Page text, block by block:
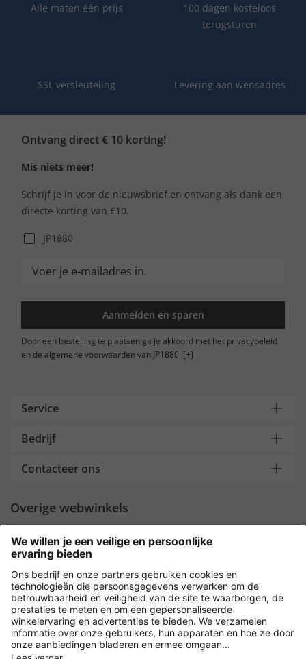
Alle maten één prijs
100 dagen kosteloos
terugsturen
SSL versleuteling Levering aan wensadres
Ontvang direct € 10 korting!
Mis niets meer!
Schrijf je in voor de nieuwsbrief en ontvang als dank een
directe korting van €10.
JP1880
Aanmelden en sparen
Door een bestelling te plaatsen ga je akkoord met het privacybeleid
en de algemene voorwaarden van JP1880. [+]
Service
Bedrijf
Contacteer ons
Overige webwinkels
Nederland
Payment and Delivery
Versleuteling met